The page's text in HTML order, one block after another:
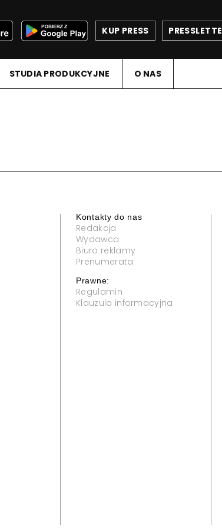
KUP PRESS
STUDIA PRODUKCYJNE O NAS
Kontakty do nas
Redakcja
Wydawca
Biuro reklamy
Prenumerata
Prawne:
Regulamin
Klauzula informacyjna